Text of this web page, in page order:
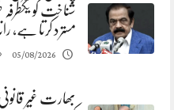
شناخت کو یکطرفہ
مسترد کرتا ہے، رانا
05/08/2026
بھارت غیر